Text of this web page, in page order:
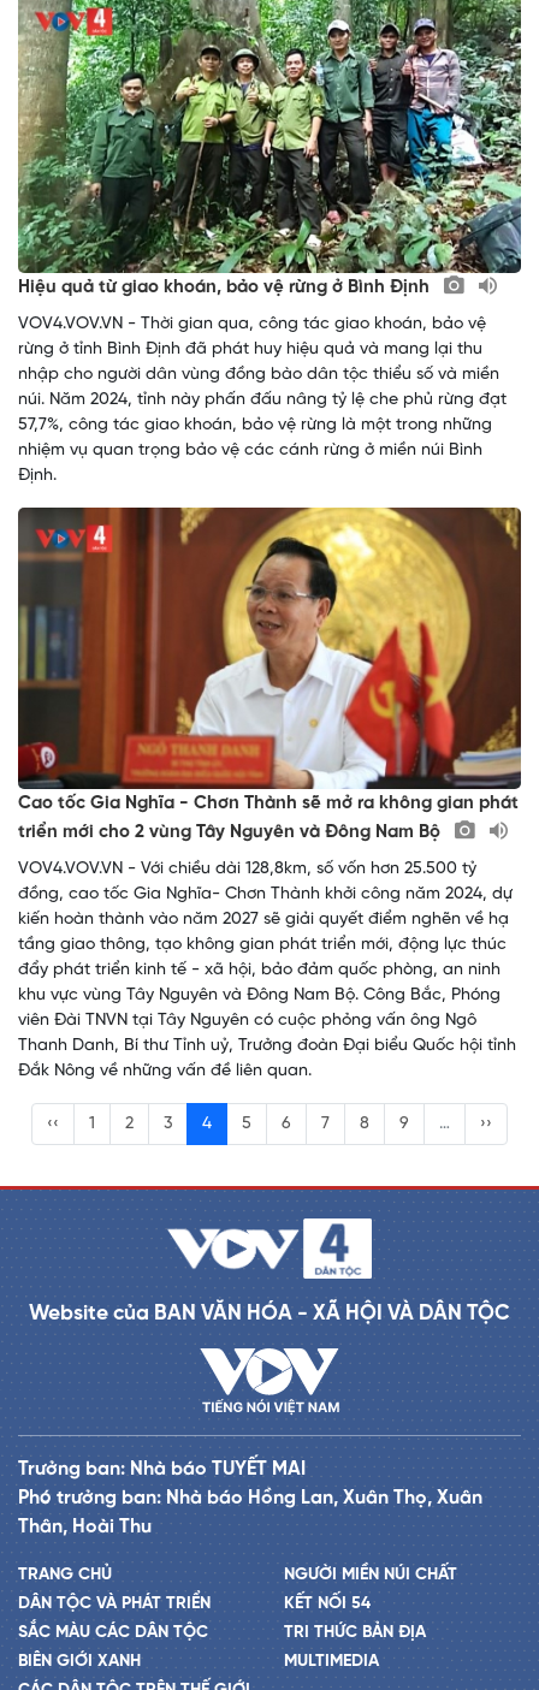
Hiệu quả từ giao khoán, bảo vệ rừng ở Bình Định
VOV4.VOV.VN - Thời gian qua, công tác giao khoán, bảo vệ
rừng ở tỉnh Bình Định đã phát huy hiệu quả và mang lại thu
nhập cho người dân vùng đồng bào dân tộc thiểu số và miền
núi. Năm 2024, tỉnh này phấn đấu nâng tỷ lệ che phủ rừng đạt
57,7%, công tác giao khoán, bảo vệ rừng là một trong những
nhiệm vụ quan trọng bảo vệ các cánh rừng ở miền núi Bình
Định.
Cao tốc Gia Nghĩa - Chơn Thành sẽ mở ra không gian phát
triển mới cho 2 vùng Tây Nguyên và Đông Nam Bộ
VOV4.VOV.VN - Với chiều dài 128,8km, số vốn hơn 25.500 tỷ
đồng, cao tốc Gia Nghĩa- Chơn Thành khởi công năm 2024, dự
kiến hoàn thành vào năm 2027 sẽ giải quyết điểm nghẽn về hạ
tầng giao thông, tạo không gian phát triển mới, động lực thúc
đẩy phát triển kinh tế - xã hội, bảo đảm quốc phòng, an ninh
khu vực vùng Tây Nguyên và Đông Nam Bộ. Công Bắc, Phóng
viên Đài TNVN tại Tây Nguyên có cuộc phỏng vấn ông Ngô
Thanh Danh, Bí thư Tỉnh uỷ, Trưởng đoàn Đại biểu Quốc hội tỉnh
Đắk Nông về những vấn đề liên quan.
‹‹ 1 2 3 4 5 6 7 8 9 … ››
Website của BAN VĂN HÓA - XÃ HỘI VÀ DÂN TỘC
Trưởng ban: Nhà báo TUYẾT MAI
Phó trưởng ban: Nhà báo Hồng Lan, Xuân Thọ, Xuân
Thân, Hoài Thu
TRANG CHỦ
DÂN TỘC VÀ PHÁT TRIỂN
SẮC MÀU CÁC DÂN TỘC
BIÊN GIỚI XANH
NGƯỜI MIỀN NÚI CHẤT
KẾT NỐI 54
TRI THỨC BẢN ĐỊA
MULTIMEDIA